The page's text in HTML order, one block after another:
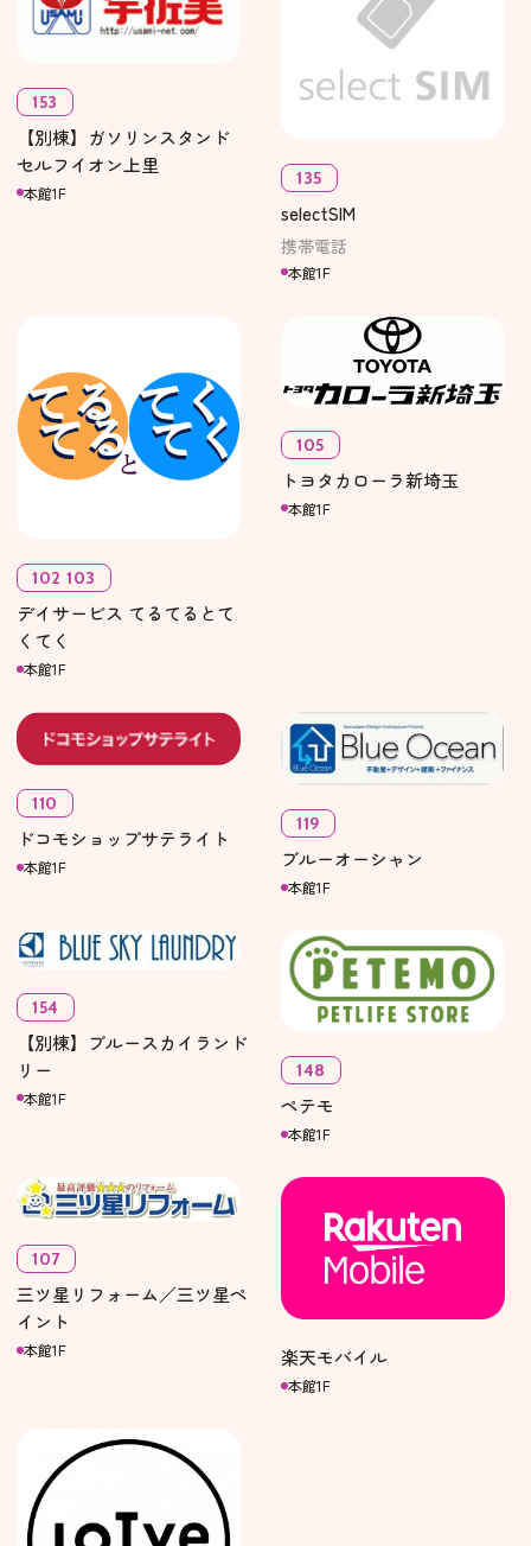
153
【別棟】ガソリンスタンド
セルフイオン上里
本館1F
135
selectSIM
携帯電話
本館1F
102 103
デイサービス てるてるとて
くてく
本館1F
105
トヨタカローラ新埼玉
本館1F
110
ドコモショップサテライト
本館1F
119
ブルーオーシャン
本館1F
154
【別棟】ブルースカイランド
リー
本館1F
148
ペテモ
本館1F
107
三ツ星リフォーム／三ツ星ペ
イント
本館1F 楽天モバイル
本館1F